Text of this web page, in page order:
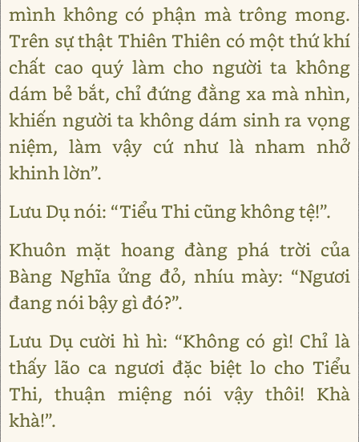
mình không có phận mà trông mong.
Trên sự thật Thiên Thiên có một thứ khí
chất cao quý làm cho người ta không
dám bẻ bắt, chỉ đứng đằng xa mà nhìn,
khiến người ta không dám sinh ra vọng
niệm, làm vậy cứ như là nham nhở
khinh lờn”.
Lưu Dụ nói: “Tiểu Thi cũng không tệ!”.
Khuôn mặt hoang đàng phá trời của
Bàng Nghĩa ửng đỏ, nhíu mày: “Ngươi
đang nói bậy gì đó?”.
Lưu Dụ cười hì hì: “Không có gì! Chỉ là
thấy lão ca ngươi đặc biệt lo cho Tiểu
Thi, thuận miệng nói vậy thôi! Khà
khà!”.